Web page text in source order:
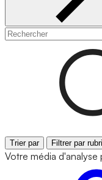
Trier par Filtrer par
Votre média